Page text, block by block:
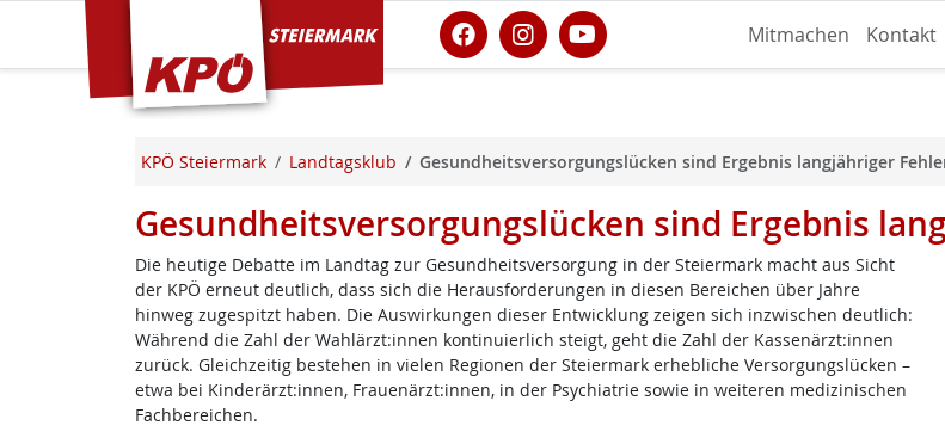
KPÖ Steiermark Mitmachen Kontakt
KPÖ Steiermark Landtagsklub Gesundheitsversorgungslücken sind Ergebnis langjähriger
Gesundheitsversorgungslücken sind Ergebnis
Die heutige Debatte im Landtag zur Gesundheitsversorgung in der Steiermark macht aus Sicht
der KPÖ erneut deutlich, dass sich die Herausforderungen in diesen Bereichen über Jahre
hinweg zugespitzt haben. Die Auswirkungen dieser Entwicklung zeigen sich inzwischen deutlich:
Während die Zahl der Wahlärzt:innen kontinuierlich steigt, geht die Zahl der Kassenärzt:innen
zurück. Gleichzeitig bestehen in vielen Regionen der Steiermark erhebliche Versorgungslücken –
etwa bei Kinderärzt:innen, Frauenärzt:innen, in der Psychiatrie sowie in weiteren medizinischen
Fachbereichen.